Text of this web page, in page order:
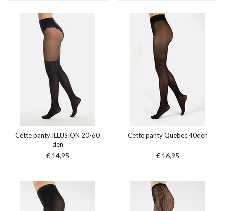
Cette panty ILLUSION 20-60
den
€ 14,95
Cette panty Quebec 40den
€ 16,95